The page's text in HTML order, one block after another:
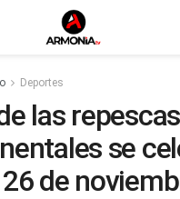
Deportes
las repescas
se
de